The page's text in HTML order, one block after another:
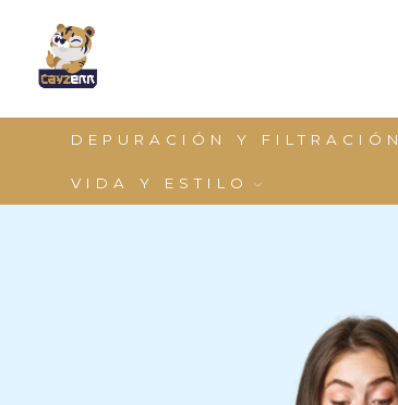
DEPURACIÓN Y FILTRACIÓN
VIDA Y ESTILO